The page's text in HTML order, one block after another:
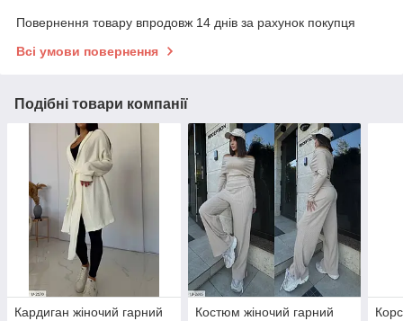
Повернення товару впродовж 14 днів за рахунок покупця
Всі умови повернення
Подібні товари компанії
Кардиган жіночий гарний
Костюм жіночий гарний